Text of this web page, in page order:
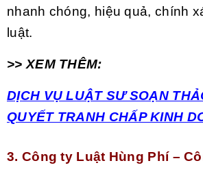
nhanh chóng, hiệu quả, chính
luật.
>> XEM THÊM:
DỊCH VỤ LUẬT SƯ SOẠN
QUYẾT TRANH CHẤP KINH
3. Công ty Luật Hùng Phí –